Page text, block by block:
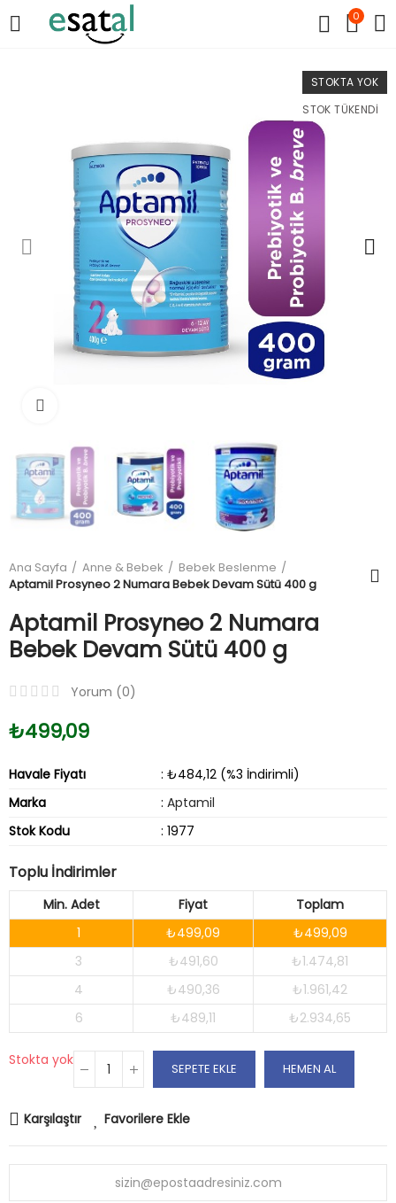
0
STOKTA YOK
STOK TÜKENDI
Ana Sayfa Anne & Bebek
Bebek Beslenme
Aptamil Prosyneo 2 Numara Bebek Devam Sütü 400 g
Aptamil Prosyneo 2 Numara
Bebek Devam Sütü 400 g
Yorum (0)
₺499,09
Havale Fiyatı
: ₺484,12 (%3 İndirimli)
Marka
: Aptamil
Stok Kodu
: 1977
Toplu İndirimler
Min. Adet Fiyat
Toplam
1
₺499,09
₺499,09
3
₺491,60
₺1.474,81
4
₺490,36
₺1.961,42
6
₺489,11 ₺2.934,65
Stokta yok
SEPETE EKLE HEMEN AL
Karşılaştır Favorilere Ekle